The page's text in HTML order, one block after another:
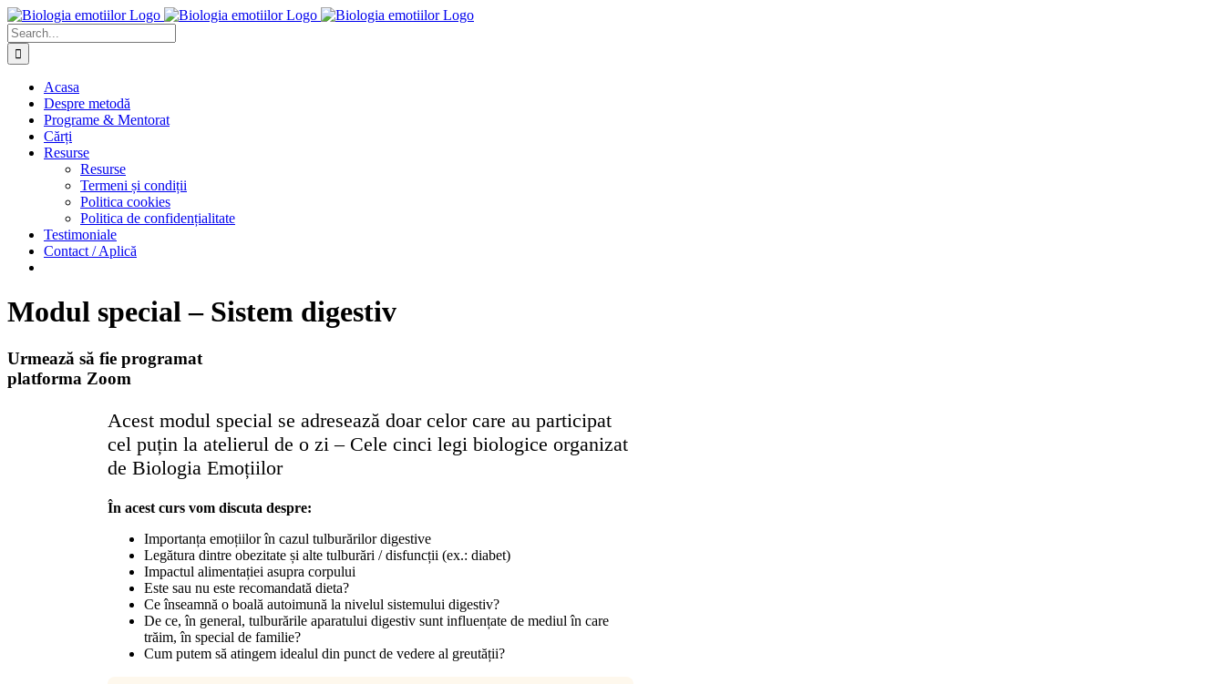
Skip
to
content
Search
for:
Acasa
Despre metodă
Programe & Mentorat
Cărți
Resurse
Resurse
Termeni și condiții
Politica cookies
Politica de confidențialitate
Testimoniale
Contact / Aplică
Modul special – Sistem digestiv
Urmează să fie programat
platforma Zoom
Acest modul special se adresează doar celor care au participat
cel puțin la atelierul de o zi – Cele cinci legi biologice organizat
de Biologia Emoțiilor
În acest curs vom discuta despre:
Importanța emoțiilor în cazul tulburărilor digestive
Legătura dintre obezitate și alte tulburări / disfuncții (ex.: diabet)
Impactul alimentației asupra corpului
Este sau nu este recomandată dieta?
Ce înseamnă o boală autoimună la nivelul sistemului digestiv?
De ce, în general, tulburările aparatului digestiv sunt influențate de mediul în care
trăim, în special de familie?
Cum putem să atingem idealul din punct de vedere al greutății?